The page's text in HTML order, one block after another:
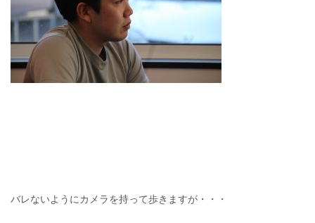
バレないようにカメラを持って歩きますが・・・